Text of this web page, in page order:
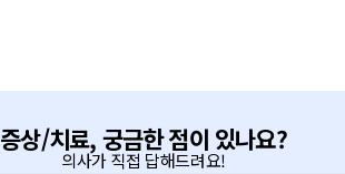
증상/치료, 궁금한 점이 있나요?
의사가 직접 답해드려요!